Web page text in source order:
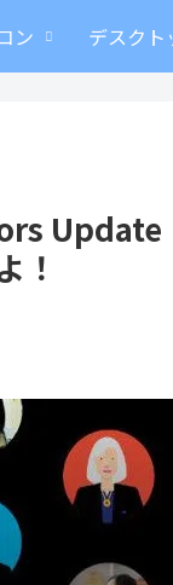
ン デスクト
Update
！